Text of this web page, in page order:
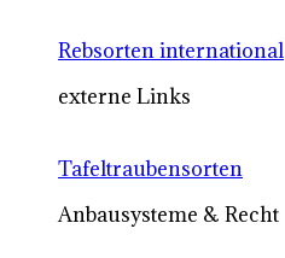
Rebsorten international
externe Links
Tafeltraubensorten
Anbausysteme & Recht